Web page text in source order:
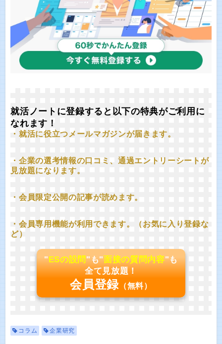
就活ノートに登録すると以下の特典がご利用に
なれます！
・就活に役立つメールマガジンが届きます。
・企業の選考情報の口コミ、通過エントリーシートが
見放題になります。
・会員限定公開の記事が読めます。
・会員専用機能が利用できます。（お気に入り登録な
ど）
"ESの設問"も"面接の質問内容"も
全て見放題！
会員登録 （無料）
コラム 企業研究